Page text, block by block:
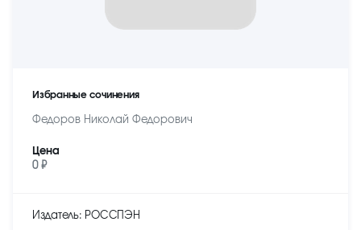
Избранные сочинения
Федоров Николай Федорович
Цена
0 ₽
Издатель: РОССПЭН